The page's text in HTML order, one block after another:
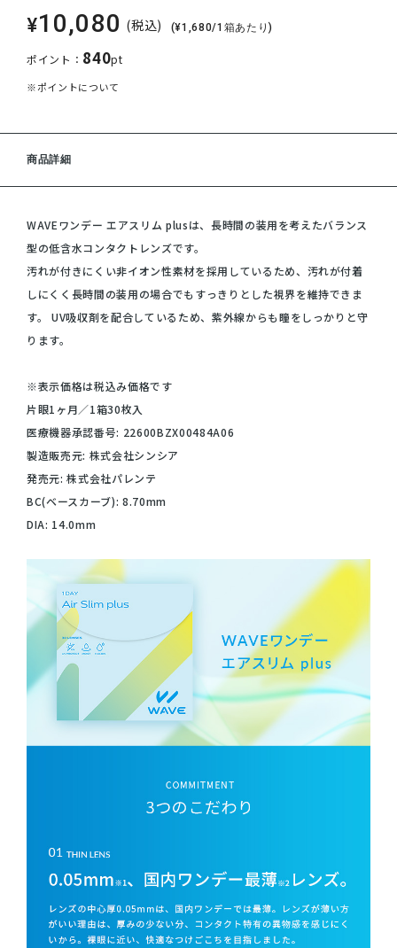
¥10,080 (税込) (¥1,680/1箱あたり)
ポイント： 840pt
※ポイントについて
商品詳細
WAVEワンデー エアスリム plusは、長時間の装用を考えたバランス
型の低含水コンタクトレンズです。
汚れが付きにくい非イオン性素材を採用しているため、汚れが付着
しにくく長時間の装用の場合でもすっきりとした視界を維持できま
す。 UV吸収剤を配合しているため、紫外線からも瞳をしっかりと守
ります。
※表示価格は税込み価格です
片眼1ヶ月／1箱30枚入
医療機器承認番号: 22600BZX00484A06
製造販売元: 株式会社シンシア
発売元: 株式会社パレンテ
BC(ベースカーブ): 8.70mm
DIA: 14.0mm